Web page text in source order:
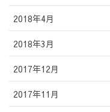
2018年4月
2018年3月
2017年12月
2017年11月